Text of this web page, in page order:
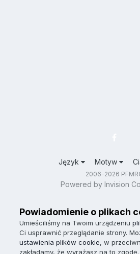
Język Motyw
2006-2026
Powered by Invision
Powiadomienie o plikach
Umieściliśmy na Twoim urządzeniu
Ci usprawnić przeglądanie strony.
ustawienia plików cookie, w
zakładamy, że wyrażasz na to zgodę.